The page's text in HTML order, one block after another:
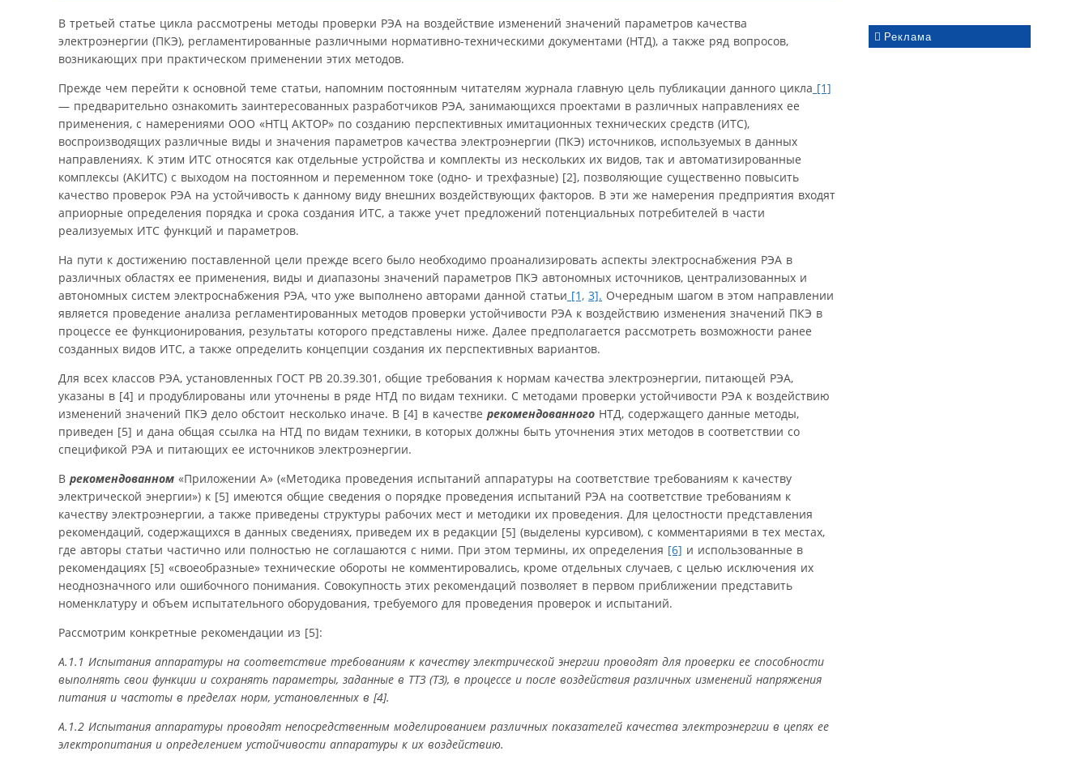
Реклама
В третьей статье цикла рассмотрены методы проверки РЭА на воздействие изменений значений параметров качества
электроэнергии (ПКЭ), регламентированные различными нормативно-техническими документами (НТД), а также ряд вопросов,
возникающих при практическом применении этих методов.
Прежде чем перейти к основной теме статьи, напомним постоянным читателям журнала главную цель публикации данного цикла [1]
— предварительно ознакомить заинтересованных разработчиков РЭА, занимающихся проектами в различных направлениях ее
применения, с намерениями ООО «НТЦ АКТОР» по созданию перспективных имитационных технических средств (ИТС),
воспроизводящих различные виды и значения параметров качества электроэнергии (ПКЭ) источников, используемых в данных
направлениях. К этим ИТС относятся как отдельные устройства и комплекты из нескольких их видов, так и автоматизированные
комплексы (АКИТС) с выходом на постоянном и переменном токе (одно- и трехфазные) [2], позволяющие существенно повысить
качество проверок РЭА на устойчивость к данному виду внешних воздействующих факторов. В эти же намерения предприятия входят
априорные определения порядка и срока создания ИТС, а также учет предложений потенциальных потребителей в части
реализуемых ИТС функций и параметров.
На пути к достижению поставленной цели прежде всего было необходимо проанализировать аспекты электроснабжения РЭА в
различных областях ее применения, виды и диапазоны значений параметров ПКЭ автономных источников, централизованных и
автономных систем электроснабжения РЭА, что уже выполнено авторами данной статьи [1, 3]. Очередным шагом в этом направлении
является проведение анализа регламентированных методов проверки устойчивости РЭА к воздействию изменения значений ПКЭ в
процессе ее функционирования, результаты которого представлены ниже. Далее предполагается рассмотреть возможности ранее
созданных видов ИТС, а также определить концепции создания их перспективных вариантов.
Для всех классов РЭА, установленных ГОСТ РВ 20.39.301, общие требования к нормам качества электроэнергии, питающей РЭА,
указаны в [4] и продублированы или уточнены в ряде НТД по видам техники. С методами проверки устойчивости РЭА к воздействию
изменений значений ПКЭ дело обстоит несколько иначе. В [4] в качестве рекомендованного НТД, содержащего данные методы,
приведен [5] и дана общая ссылка на НТД по видам техники, в которых должны быть уточнения этих методов в соответствии со
спецификой РЭА и питающих ее источников электроэнергии.
В рекомендованном «Приложении А» («Методика проведения испытаний аппаратуры на соответствие требованиям к качеству
электрической энергии») к [5] имеются общие сведения о порядке проведения испытаний РЭА на соответствие требованиям к
качеству электроэнергии, а также приведены структуры рабочих мест и методики их проведения. Для целостности представления
рекомендаций, содержащихся в данных сведениях, приведем их в редакции [5] (выделены курсивом), с комментариями в тех местах,
где авторы статьи частично или полностью не соглашаются с ними. При этом термины, их определения [6] и использованные в
рекомендациях [5] «своеобразные» технические обороты не комментировались, кроме отдельных случаев, с целью исключения их
неоднозначного или ошибочного понимания. Совокупность этих рекомендаций позволяет в первом приближении представить
номенклатуру и объем испытательного оборудования, требуемого для проведения проверок и испытаний.
Рассмотрим конкретные рекомендации из [5]:
А.1.1 Испытания аппаратуры на соответствие требованиям к качеству электрической энергии проводят для проверки ее способности
выполнять свои функции и сохранять параметры, заданные в ТТЗ (ТЗ), в процессе и после воздействия различных изменений напряжения
питания и частоты в пределах норм, установленных в [4].
А.1.2 Испытания аппаратуры проводят непосредственным моделированием различных показателей качества электроэнергии в цепях ее
электропитания и определением устойчивости аппаратуры к их воздействию.